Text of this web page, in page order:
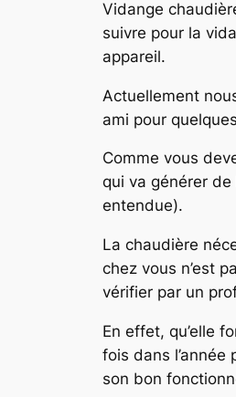
Vidange
suivre pour la
appareil.
Actuellement
ami pour
Comme vous
qui va générer de
entendue).
La chaudière
chez vous n’est
vérifier par un
En effet, qu’elle
fois dans
son bon